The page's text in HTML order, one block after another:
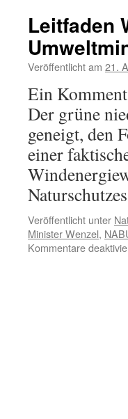
Leitfaden
Veröffentlicht am 21.
Ein
Der grüne
geneigt, den
einer
Veröffentlicht unter
Minister Wenzel,
Kommentare